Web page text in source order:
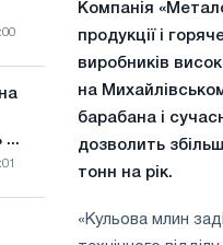
...
Компанія
продукції і
виробників
на
барабана і
дозволить
тонн на рік.
«Кульова млин